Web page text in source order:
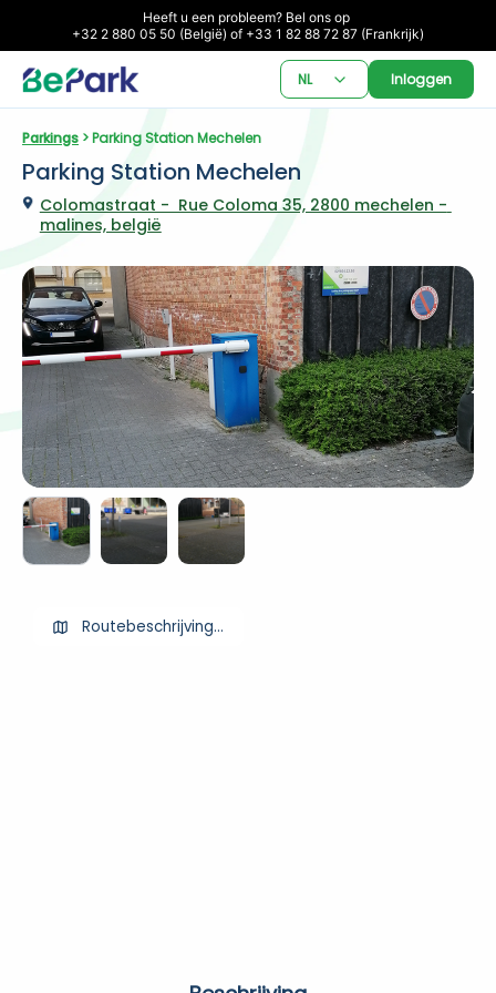
Heeft u een probleem? Bel ons op
+32 2 880 05 50 (België) of +33 1 82 88 72 87 (Frankrijk)
NL Inloggen
Parkings > Parking Station Mechelen
Parking Station Mechelen
Colomastraat -  Rue Coloma 35, 2800 mechelen -
malines, belgië
Routebeschrijving ophalen